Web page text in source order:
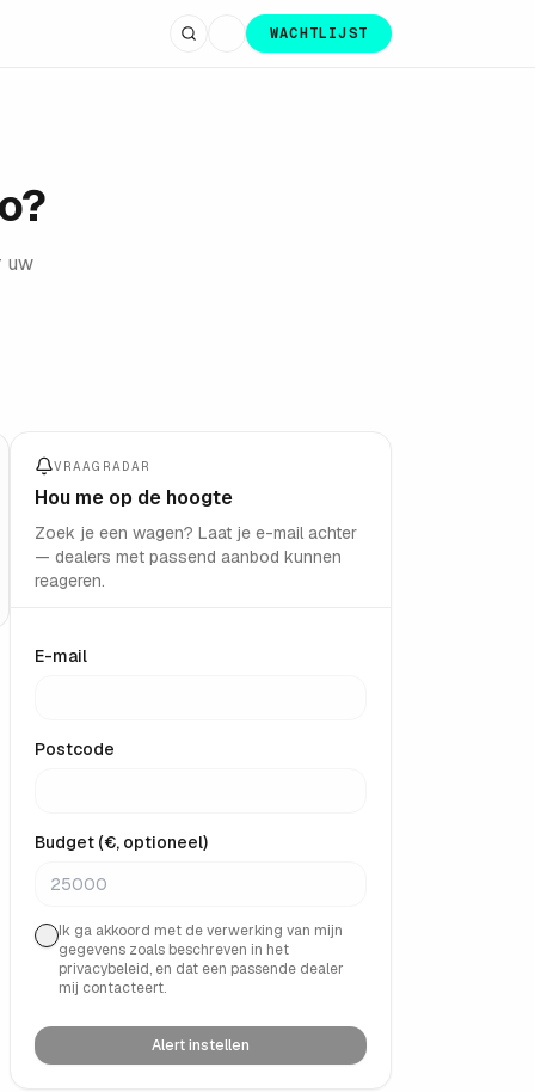
WACHTLIJST
uw
VRAAGRADAR
Hou me op de hoogte
Zoek je een wagen? Laat je e-mail achter
— dealers met passend aanbod kunnen
reageren.
E-mail
Postcode
Budget (€, optioneel)
Ik ga akkoord met de verwerking van mijn
gegevens zoals beschreven in het
privacybeleid, en dat een passende dealer
mij contacteert.
Alert instellen